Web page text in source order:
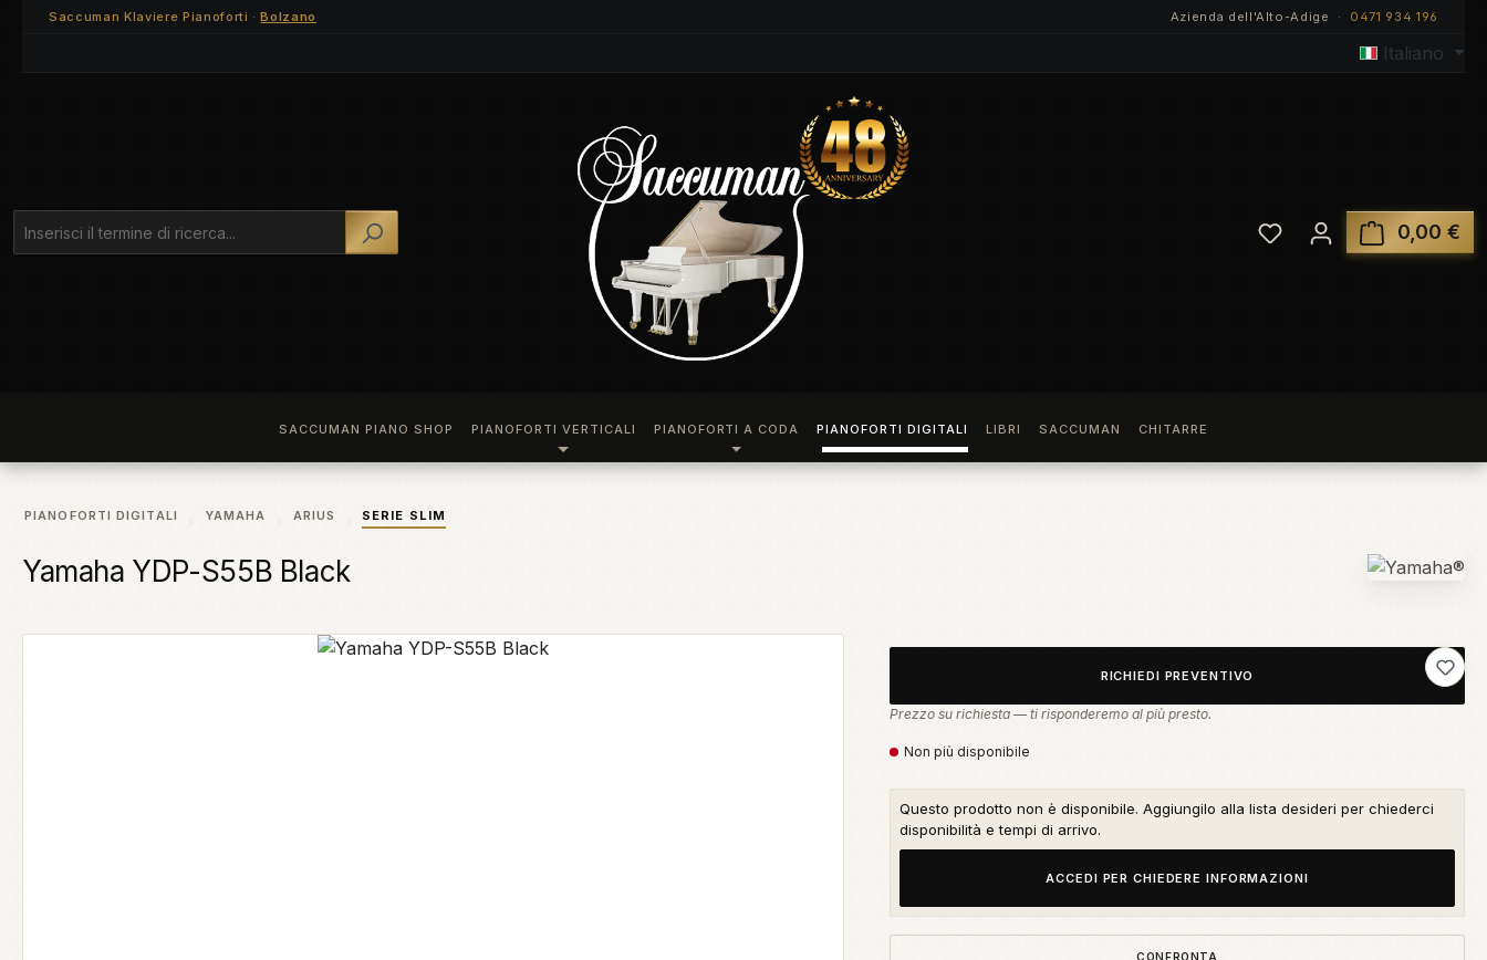
al contenuto principale
Salta alla ricerca
Passa alla navigazione principale
Saccuman Klaviere Pianoforti ·Bolzano Azienda dell'Alto-Adige · 0471 934 196
Italiano
Hai 0 articoli nella lista
0,00 €
SACCUMAN PIANO SHOP PIANOFORTI VERTICALI PIANOFORTI A CODA PIANOFORTI DIGITALI LIBRI SACCUMAN CHITARRE
PIANOFORTI DIGITALI YAMAHA ARIUS SERIE SLIM
Yamaha YDP-S55B Black
RICHIEDI PREVENTIVO
Prezzo su richiesta — ti risponderemo al più presto.
Non più disponibile
Questo prodotto non è disponibile. Aggiungilo alla lista desideri per chiederci
disponibilità e tempi di arrivo.
ACCEDI PER CHIEDERE INFORMAZIONI
CONFRONTA